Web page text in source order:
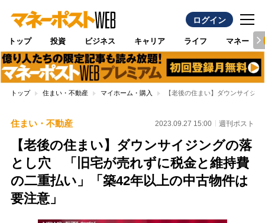
ログイン
トップ 投資 ビジネス キャリア ライフ マネー
トップ 住まい・不動産 マイホーム・購入 【老後の住まい】ダウンサイジ
住まい・不動産 2023.09.27 15:00 週刊ポスト
【老後の住まい】ダウンサイジングの落
とし穴 「旧宅が売れずに税金と維持費
の二重払い」「築42年以上の中古物件は
要注意」